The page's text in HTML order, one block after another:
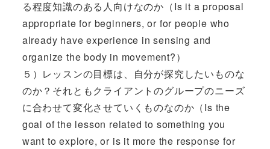
る程度知識のある人向けなのか（Is it a proposal
appropriate for beginners, or for people who
already have experience in sensing and
organize the body in movement?）
５）レッスンの目標は、自分が探究したいものな
のか？それともクライアントのグループのニーズ
に合わせて変化させていくものなのか（Is the
goal of the lesson related to something you
want to explore, or is it more the response for